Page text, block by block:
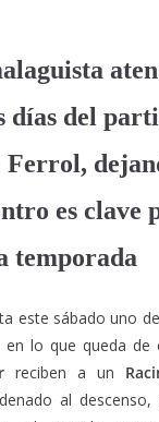
días del
Ferrol,
es clave
temporada
este sábado uno
lo que queda de
reciben a un
al